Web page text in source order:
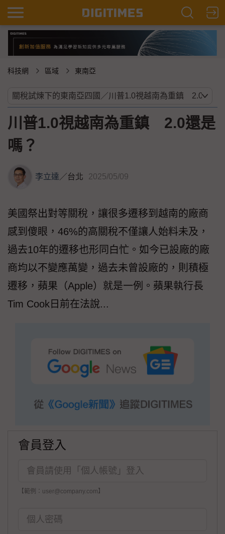
科技網 區域 東南亞
川普1.0視越南為重鎮 2.0還是
嗎？
李立達／台北 2025/05/09
美國祭出對等關稅，讓很多遷移到越南的廠商
感到傻眼，46%的高關稅不僅讓人始料未及，
過去10年的遷移也形同白忙。如今已設廠的廠
商均以不變應萬變，過去未曾設廠的，則積極
遷移，蘋果（Apple）就是一例。蘋果執行長
Tim Cook日前在法說...
會員登入
【範例：user@company.com】